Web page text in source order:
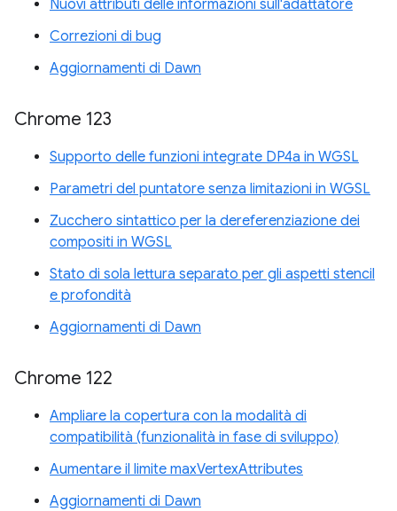
Nuovi attributi delle informazioni sull'adattatore
Correzioni di bug
Aggiornamenti di Dawn
Chrome 123
Supporto delle funzioni integrate DP4a in WGSL
Parametri del puntatore senza limitazioni in WGSL
Zucchero sintattico per la dereferenziazione dei
compositi in WGSL
Stato di sola lettura separato per gli aspetti stencil
e profondità
Aggiornamenti di Dawn
Chrome 122
Ampliare la copertura con la modalità di
compatibilità (funzionalità in fase di sviluppo)
Aumentare il limite maxVertexAttributes
Aggiornamenti di Dawn